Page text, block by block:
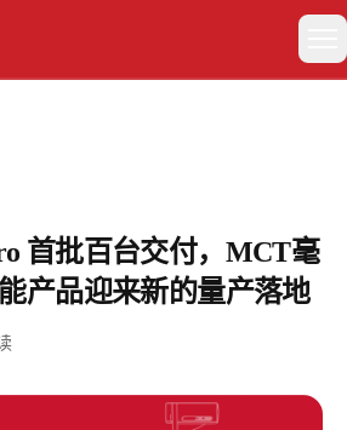
首批百台交付，MCT毫
产品迎来新的量产落地